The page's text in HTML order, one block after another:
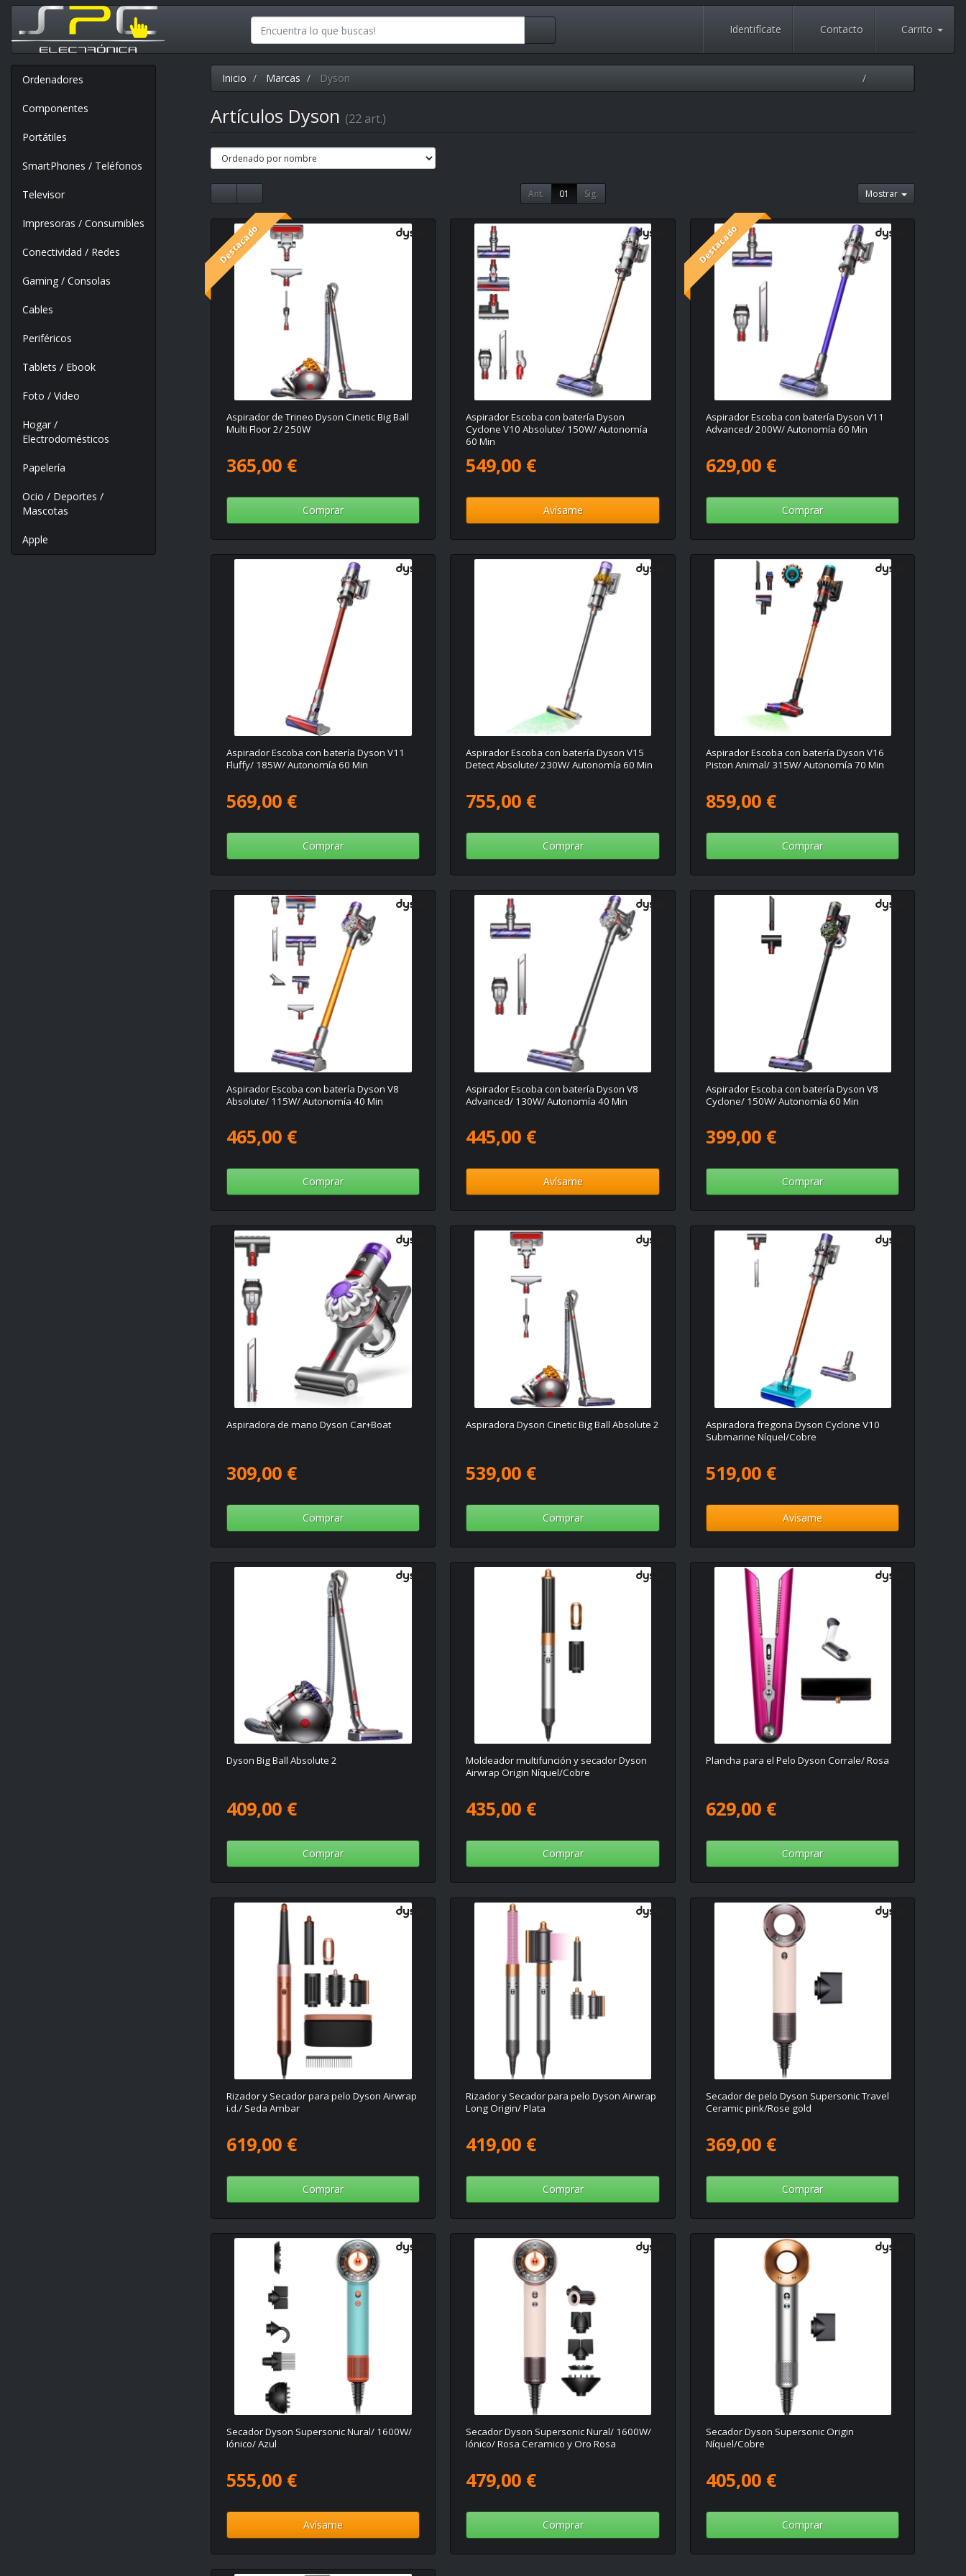
Identifícate Contacto Carrito
Ordenadores
Componentes
Portátiles
SmartPhones / Teléfonos
Televisor
Impresoras / Consumibles
Conectividad / Redes
Gaming / Consolas
Cables
Periféricos
Tablets / Ebook
Foto / Video
Hogar /
Electrodomésticos
Papelería
Ocio / Deportes /
Mascotas
Apple
Inicio Marcas Dyson
Artículos Dyson (22 art.)
Ant. 01 Sig. Mostrar
Destacado
Aspirador de Trineo Dyson Cinetic Big Ball
Multi Floor 2/ 250W
365,00 €
Comprar
Aspirador Escoba con batería Dyson
Cyclone V10 Absolute/ 150W/ Autonomía
60 Min
549,00 €
Avísame
Destacado
Aspirador Escoba con batería Dyson V11
Advanced/ 200W/ Autonomía 60 Min
629,00 €
Comprar
Aspirador Escoba con batería Dyson V11
Fluffy/ 185W/ Autonomía 60 Min
569,00 €
Comprar
Aspirador Escoba con batería Dyson V15
Detect Absolute/ 230W/ Autonomía 60 Min
755,00 €
Comprar
Aspirador Escoba con batería Dyson V16
Piston Animal/ 315W/ Autonomía 70 Min
859,00 €
Comprar
Aspirador Escoba con batería Dyson V8
Absolute/ 115W/ Autonomía 40 Min
465,00 €
Comprar
Aspirador Escoba con batería Dyson V8
Advanced/ 130W/ Autonomía 40 Min
445,00 €
Avísame
Aspirador Escoba con batería Dyson V8
Cyclone/ 150W/ Autonomía 60 Min
399,00 €
Comprar
Aspiradora de mano Dyson Car+Boat
309,00 €
Comprar
Aspiradora Dyson Cinetic Big Ball Absolute 2
539,00 €
Comprar
Aspiradora fregona Dyson Cyclone V10
Submarine Níquel/Cobre
519,00 €
Avísame
Dyson Big Ball Absolute 2
409,00 €
Comprar
Moldeador multifunción y secador Dyson
Airwrap Origin Níquel/Cobre
435,00 €
Comprar
Plancha para el Pelo Dyson Corrale/ Rosa
629,00 €
Comprar
Rizador y Secador para pelo Dyson Airwrap
i.d./ Seda Ambar
619,00 €
Comprar
Rizador y Secador para pelo Dyson Airwrap
Long Origin/ Plata
419,00 €
Comprar
Secador de pelo Dyson Supersonic Travel
Ceramic pink/Rose gold
369,00 €
Comprar
Secador Dyson Supersonic Nural/ 1600W/
Iónico/ Azul
555,00 €
Avísame
Secador Dyson Supersonic Nural/ 1600W/
Iónico/ Rosa Ceramico y Oro Rosa
479,00 €
Comprar
Secador Dyson Supersonic Origin
Níquel/Cobre
405,00 €
Comprar